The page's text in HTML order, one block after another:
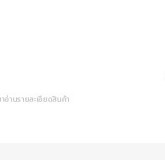
านรายละเอียดสินค้า